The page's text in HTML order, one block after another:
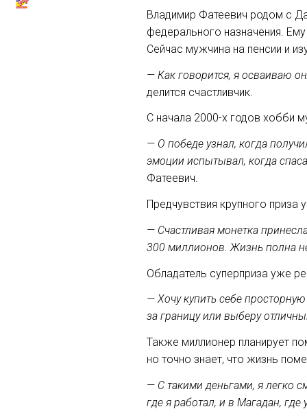
Владимир Фатеевич родом с
федерального назначения.
Сейчас мужчина на пенсии и
— Как говорится, я осваиваю
делится счастливчик.
С начала 2000-х годов хобби
— О победе узнал, когда
эмоции испытывал, когда
Фатеевич.
Предчувствия крупного
— Счастливая монетка
300 миллионов. Жизнь полна
Обладатель суперприза уже
— Хочу купить себе
за границу или выберу
Также миллионер планирует
но точно знает, что жизнь
— С такими деньгами, я легко
где я работал, и в Магадан, где